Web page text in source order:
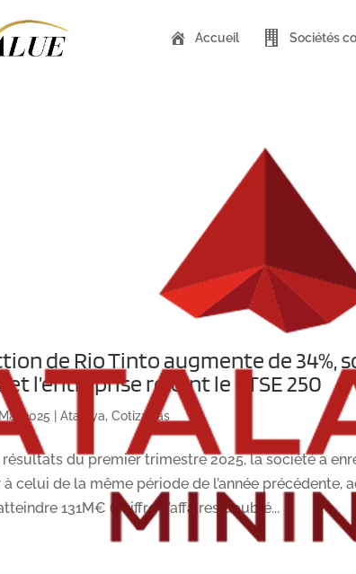
Accueil Sociétés
de Rio Tinto augmente de 34%,
l’entreprise rejoint le FTSE 250
2025 |Atalaya,Cotizadas
du premier trimestre 2025, la société a
celui de la même période de l’année précédente,
131M€ (chiffre d’affaires doublé...